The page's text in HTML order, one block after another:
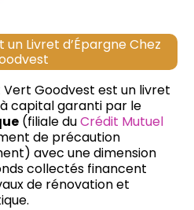
Livret d’Épargne Chez
Vert Goodvest est un livret
capital garanti par le
(filiale duCrédit Mutuel
de précaution
avec une dimension
collectés financent
de rénovation et